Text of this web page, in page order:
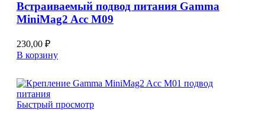
Встраиваемый подвод питания Gamma
MiniMag2 Acc M09
230,00 ₽
В корзину
Быстрый просмотр